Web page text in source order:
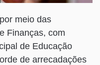
meio das
Finanças, com
de Educação
de arrecadações